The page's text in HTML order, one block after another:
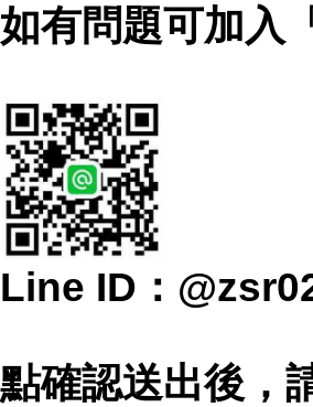
如有問題可加入
Line ID：
點確認送出後，